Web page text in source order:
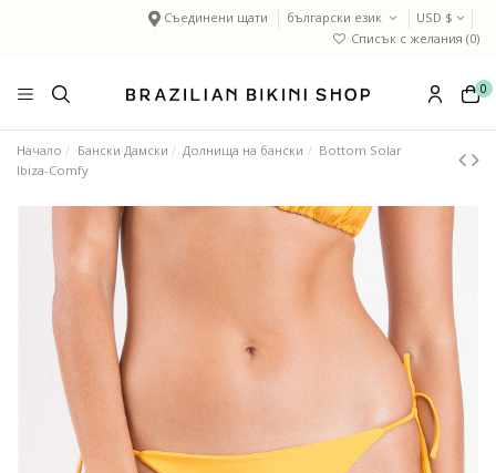
Съединени щати български език
USD $
Списък с желания (0)
0
Начало Бански Дамски Долнища на бански
Bottom Solar
Ibiza-Comfy